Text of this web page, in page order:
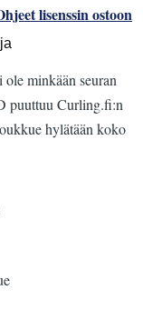
lisenssin ostoon
ole minkään seuran
puuttuu Curling.fi:n
hylätään koko